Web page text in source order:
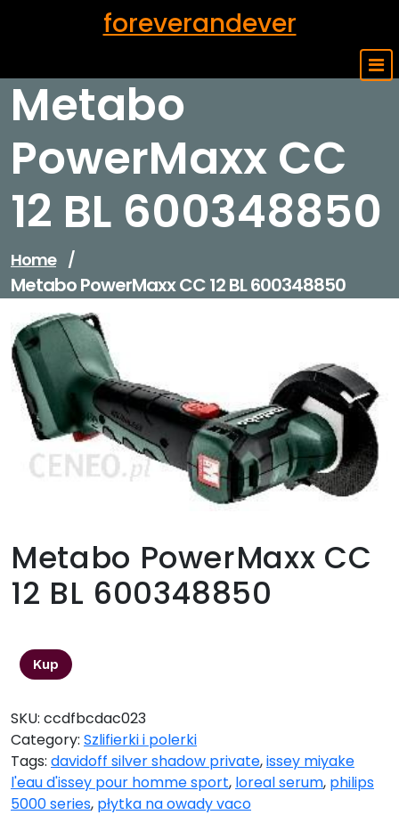
foreverandever
Metabo
PowerMaxx CC
12 BL 600348850
Home /
Metabo PowerMaxx CC 12 BL 600348850
Metabo PowerMaxx CC
12 BL 600348850
Kup
SKU: ccdfbcdac023
Category: Szlifierki i polerki
Tags: davidoff silver shadow private,issey miyake
l'eau d'issey pour homme sport, loreal serum, philips
5000 series, płytka na owady vaco